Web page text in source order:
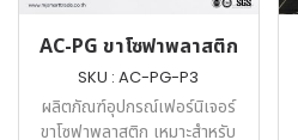
AC-PG ขาโซฟาพลาสติก
SKU : AC-PG-P3
ผลิตภัณฑ์อุปกรณ์เฟอร์นิเจอร์
ขาโซฟาพลาสติก เหมาะสำหรับ